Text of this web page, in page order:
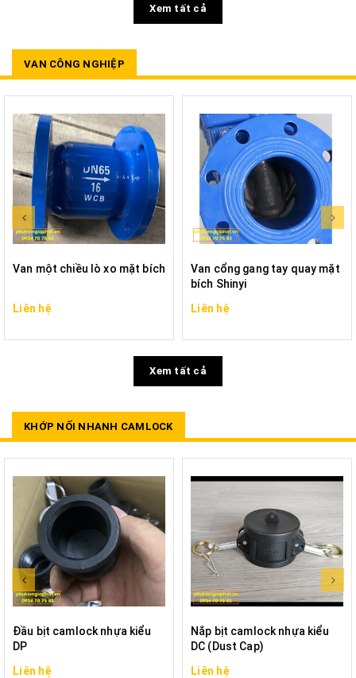
Xem tất cả
VAN CÔNG NGHIỆP
Van một chiều lò xo mặt bích
Liên hệ
Van cổng gang tay quay mặt
bích Shinyi
Liên hệ
Xem tất cả
KHỚP NỐI NHANH CAMLOCK
Đầu bịt camlock nhựa kiểu
DP
Liên hệ
Nắp bịt camlock nhựa kiểu
DC (Dust Cap)
Liên hệ